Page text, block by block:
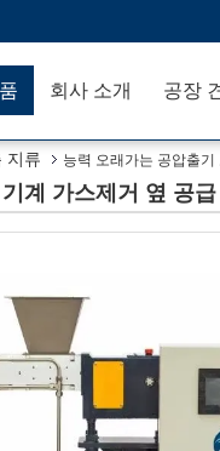
회사 소개 공장
지류 능력 오래가는 공압출
계 가스제거 옆 공